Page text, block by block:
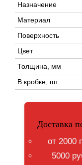
Назначение
Материал
Поверхность
Цвет
Толщина, мм
В кробке, шт
Доставка
от 2000
5000